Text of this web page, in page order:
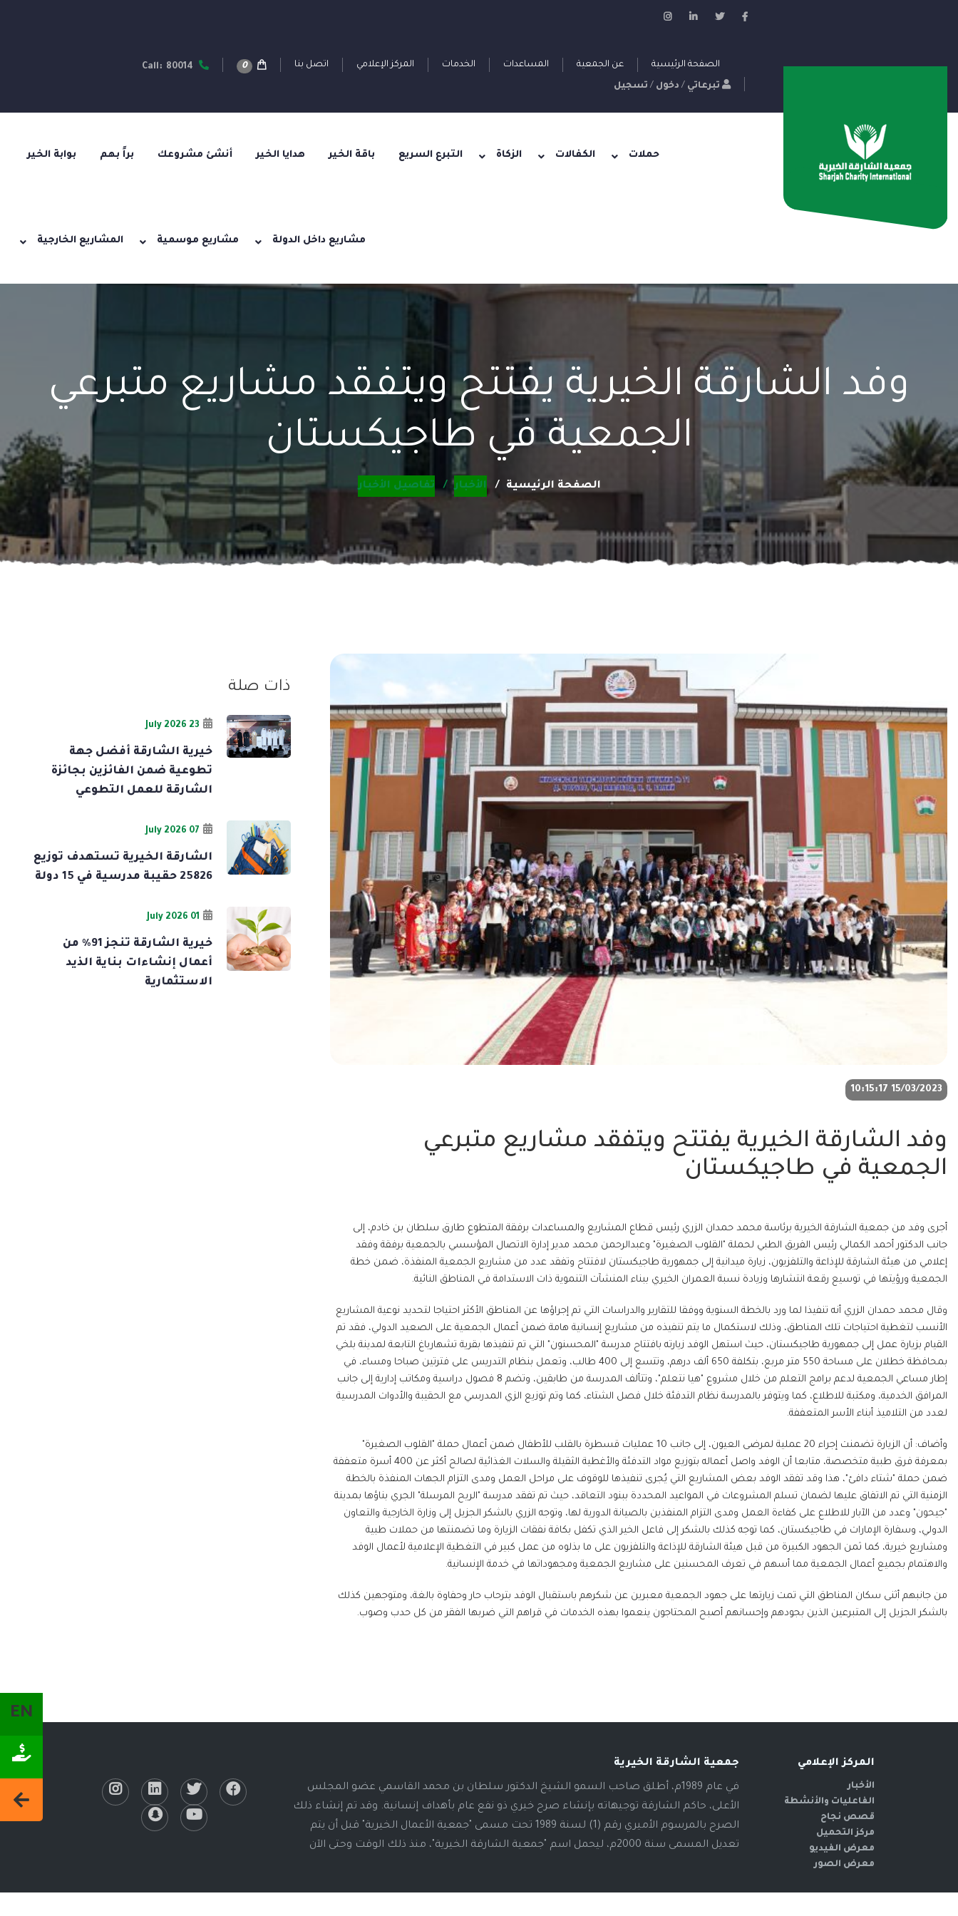
الصفحة الرئيسية عن الجمعية المساعدات الخدمات المركز الإعلامي اتصل بنا 0
تبرعاتي / دخول / تسجيل
بوابة الخير براً بهم أنشئ مشروعك هدايا الخير باقة الخير التبرع السريع الزكاة الكفالات حملات
المشاريع الخارجية مشاريع موسمية مشاريع داخل الدولة
EN
وفد الشارقة الخيرية يفتتح ويتفقد مشاريع متبرعي
الجمعية في طاجيكستان
الصفحة الرئيسية الأخبار تفاصيل الأخبار
15/03/2023 10:15:17
وفد الشارقة الخيرية يفتتح ويتفقد مشاريع متبرعي
الجمعية في طاجيكستان
أجرى وفد من جمعية الشارقة الخيرية برئاسة محمد حمدان الزري رئيس قطاع المشاريع والمساعدات برفقة المتطوع طارق سلطان بن خادم، إلى
جانب الدكتور أحمد الكمالي رئيس الفريق الطبي لحملة "القلوب الصغيرة" وعبدالرحمن محمد مدير إدارة الاتصال المؤسسي بالجمعية برفقة وفقد
إعلامي من هيئة الشارقة للإذاعة والتلفزيون، زيارة ميدانية إلى جمهورية طاجيكستان لافتتاح وتفقد عدد من مشاريع الجمعية المنفذة، ضمن خطة
الجمعية ورؤيتها في توسيع رقعة انتشارها وزيادة نسبة العمران الخيري ببناء المنشآت التنموية ذات الاستدامة في المناطق النائية.
وقال محمد حمدان الزري أنه تنفيذا لما ورد بالخطة السنوية ووفقا للتقارير والدراسات التي تم إجراؤها عن المناطق الأكثر احتياجا لتحديد نوعية المشاريع
الأنسب لتغطية احتياجات تلك المناطق، وذلك لاستكمال ما يتم تنفيذه من مشاريع إنسانية هامة ضمن أعمال الجمعية على الصعيد الدولي، فقد تم
القيام بزيارة عمل إلى جمهورية طاجيكستان، حيث استهل الوفد زيارته بافتتاح مدرسة "المحسنون" التي تم تنفيذها بقرية تشهارباغ التابعة لمدينة بلخي
بمحافظة خطلان على مساحة 550 متر مربع، بتكلفة 650 ألف درهم، وتتسع إلى 400 طالب، وتعمل بنظام التدريس على فترتين صباحا ومساء، في
إطار مساعي الجمعية لدعم برامج التعلم من خلال مشروع "هيا نتعلم"، وتتألف المدرسة من طابقين، وتضم 8 فصول دراسية ومكاتب إدارية إلى جانب
المرافق الخدمية، ومكتبة للاطلاع، كما ويتوفر بالمدرسة نظام التدفئة خلال فصل الشتاء، كما وتم توزيع الزي المدرسي مع الحقيبة والأدوات المدرسية
لعدد من التلاميذ أبناء الأسر المتعففة.
وأضاف: أن الزيارة تضمنت إجراء 20 عملية لمرضى العيون، إلى جانب 10 عمليات قسطرة بالقلب للأطفال ضمن أعمال حملة "القلوب الصغيرة"
بمعرفة فرق طبية متخصصة، متابعا أن الوفد واصل أعماله بتوزيع مواد التدفئة والأغطية الثقيلة والسلات الغذائية لصالح أكثر عن 400 أسرة متعففة
ضمن حملة "شتاء دافئ"، هذا وقد تفقد الوفد بعض المشاريع التي يُجرى تنفيذها للوقوف على مراحل العمل ومدى التزام الجهات المنفذة بالخطة
الزمنية التي تم الاتفاق عليها لضمان تسلم المشروعات في المواعيد المحددة ببنود التعاقد، حيث تم تفقد مدرسة "الريح المرسلة" الجري بناؤها بمدينة
"جيحون" وعدد من الآبار للاطلاع على كفاءة العمل ومدى التزام المنفذين بالصيانة الدورية لها، وتوجه الزري بالشكر الجزيل إلى وزارة الخارجية والتعاون
الدولي، وسفارة الإمارات في طاجيكستان، كما توجه كذلك بالشكر إلى فاعل الخير الذي تكفل بكافة نفقات الزيارة وما تضمنتها من حملات طبية
ومشاريع خيرية، كما ثمن الجهود الكبيرة من قبل هيئة الشارقة للإذاعة والتلفزيون على ما بذلوه من عمل كبير في التغطية الإعلامية لأعمال الوفد
والاهتمام بجميع أعمال الجمعية مما أسهم في تعرف المحسنين على مشاريع الجمعية ومجهوداتها في خدمة الإنسانية.
من جانبهم أثنى سكان المناطق التي تمت زيارتها على جهود الجمعية معبرين عن شكرهم باستقبال الوفد بترحاب حار وحفاوة بالغة، ومتوجهين كذلك
بالشكر الجزيل إلى المتبرعين الذين بجودهم وإحسانهم أصبح المحتاجون ينعموا بهذه الخدمات في قراهم التي ضربها الفقر من كل حدب وصوب.
ذات صلة
23 July 2026
خيرية الشارقة أفضل جهة
تطوعية ضمن الفائزين بجائزة
الشارقة للعمل التطوعي
07 July 2026
الشارقة الخيرية تستهدف توزيع
25826 حقيبة مدرسية في 15 دولة
01 July 2026
خيرية الشارقة تنجز 91% من
أعمال إنشاءات بناية الذيد
الاستثمارية
المركز الإعلامي
الأخبار
الفاعليات والأنشطة
قصص نجاح
مركز التحميل
معرض الفيديو
معرض الصور
جمعية الشارقة الخيرية
في عام 1989م، أطلق صاحب السمو الشيخ الدكتور سلطان بن محمد القاسمي عضو المجلس
الأعلى، حاكم الشارقة توجيهاته بإنشاء صرح خيري ذو نفع عام بأهداف إنسانية. وقد تم إنشاء ذلك
الصرح بالمرسوم الأميري رقم (1) لسنة 1989 تحت مسمى "جمعية الأعمال الخيرية" قبل أن يتم
تعديل المسمى سنة 2000م، ليحمل اسم "جمعية الشارقة الخيرية"، منذ ذلك الوقت وحتى الآن